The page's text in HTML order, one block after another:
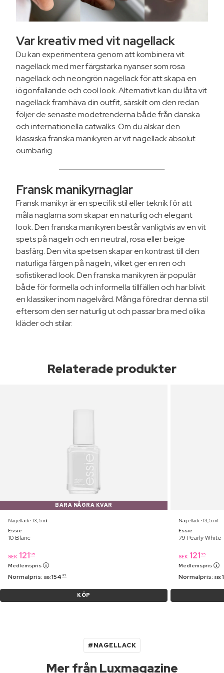
Var kreativ med vit nagellack
Du kan experimentera genom att kombinera vit
nagellack med mer färgstarka nyanser som rosa
nagellack och neongrön nagellack för att skapa en
iögonfallande och cool look. Alternativt kan du låta vit
nagellack framhäva din outfit, särskilt om den redan
följer de senaste modetrenderna både från danska
och internationella catwalks. Om du älskar den
klassiska franska manikyren är vit nagellack absolut
oumbärlig.
Fransk manikyrnaglar
Fransk manikyr är en specifik stil eller teknik för att
måla naglarna som skapar en naturlig och elegant
look. Den franska manikyren består vanligtvis av en vit
spets på nageln och en neutral, rosa eller beige
basfärg. Den vita spetsen skapar en kontrast till den
naturliga färgen på nageln, vilket ger en ren och
sofistikerad look. Den franska manikyren är populär
både för formella och informella tillfällen och har blivit
en klassiker inom nagelvård. Många föredrar denna stil
eftersom den ser naturlig ut och passar bra med olika
kläder och stilar.
Relaterade produkter
BARA NÅGRA KVAR
Nagellack ⋅ 13,5 ml
Essie
10 Blanc
SEK 121 95
Medlemspris
Normalpris: SEK 154 95
KÖP
Nagellack ⋅ 13,5 ml
Essie
79 Pearly White
SEK 121 95
Medlemspris
Normalpris: SEK
#NAGELLACK
Mer från Luxmagazine